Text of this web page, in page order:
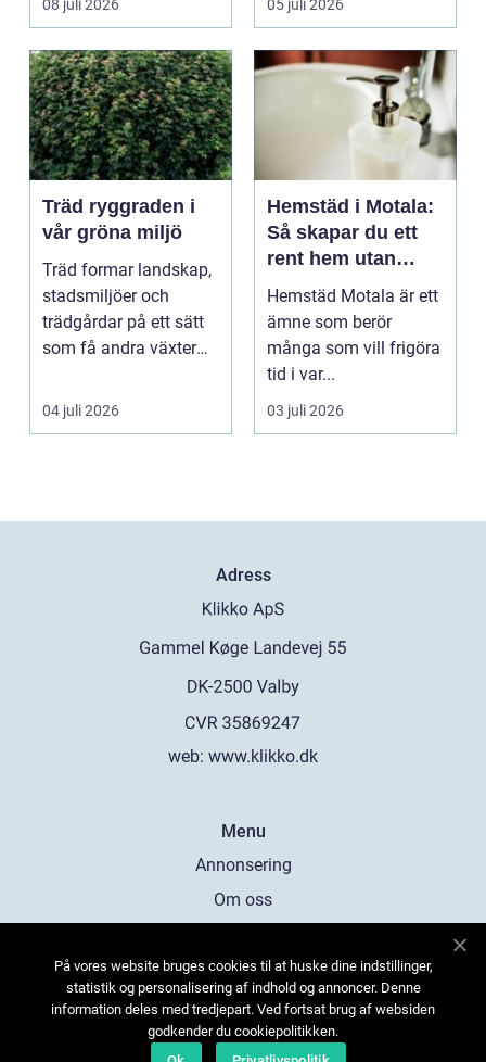
08 juli 2026 05 juli 2026
Träd ryggraden i
vår gröna miljö
Träd formar landskap,
stadsmiljöer och
trädgårdar på ett sätt
som få andra växter
04 juli 2026
Hemstäd i Motala:
Så skapar du ett
rent hem utan
stress
Hemstäd Motala är ett
ämne som berör
många som vill frigöra
tid i var...
03 juli 2026
Adress
web: www.klikko.dk
Menu
Annonsering
Om oss
Kontakta oss
Sitemap
På vores website bruges cookies til at huske dine indstillinger,
statistik og personalisering af indhold og annoncer. Denne
information deles med tredjepart. Ved fortsat brug af websiden
godkender du cookiepolitikken.